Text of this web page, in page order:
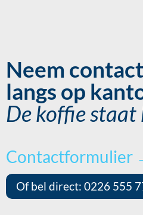
Neem
langs op
De koffie
Contactformulier
Of bel direct: 0226 555